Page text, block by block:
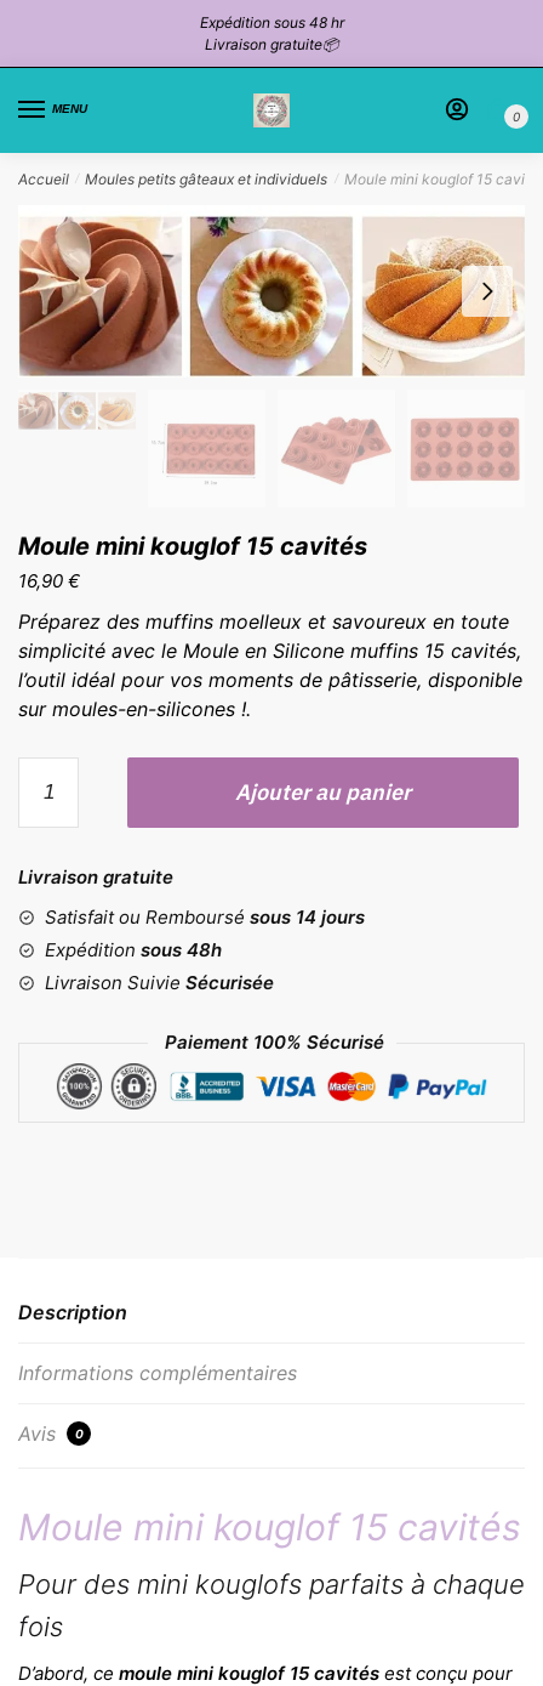
la
navigation
contenu
Expédition sous 48 hr
Livraison gratuite📦
MENU
0
Accueil / Moules petits gâteaux et individuels / Moule mini kouglof 15
Moule mini kouglof 15 cavités
16,90 €
Préparez des muffins moelleux et savoureux en toute
simplicité avec le Moule en Silicone muffins 15 cavités,
l’outil idéal pour vos moments de pâtisserie, disponible
sur moules-en-silicones !.
Moule
kouglof
15
cavités
Ajouter au panier
Livraison gratuite
Satisfait ou Remboursé sous 14 jours
Expédition sous 48h
Livraison Suivie Sécurisée
Paiement 100% Sécurisé
Description
Informations complémentaires
Avis 0
Moule mini kouglof 15 cavités
Pour des mini kouglofs parfaits à chaque
fois
D’abord, ce moule mini kouglof 15 cavités est conçu pour